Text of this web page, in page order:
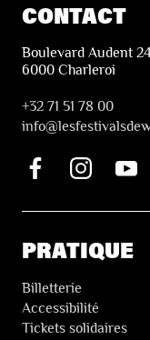
CONTACT
Boulevard Audent
6000 Charleroi
+32 71 51 78 00
i
PRATIQUE
Billetterie
Accessibilité
Tickets solidaires